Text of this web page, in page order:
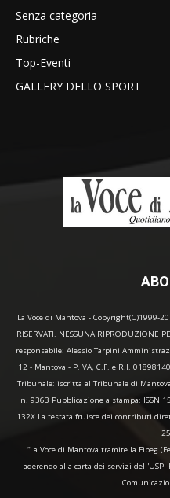
Senza categoria
Rubriche
Top-Eventi
GALLERY DELLO SPORT
La Voce di Mantova - Copyright(C)1999-
RISERVATI. NESSUNA RIPRODUZIONE
responsabile: Alessio Tarpini
12 - Mantova - P.IVA, C.F. e R.I.
Tribunale: iscritta al Tribunale di
n. 9363 Pubblicazione a stampa: ISSN
132X La testata fruisce dei contributi
“La Voce di Mantova tramite la Fipeg
aderendo alla carta dei servizi